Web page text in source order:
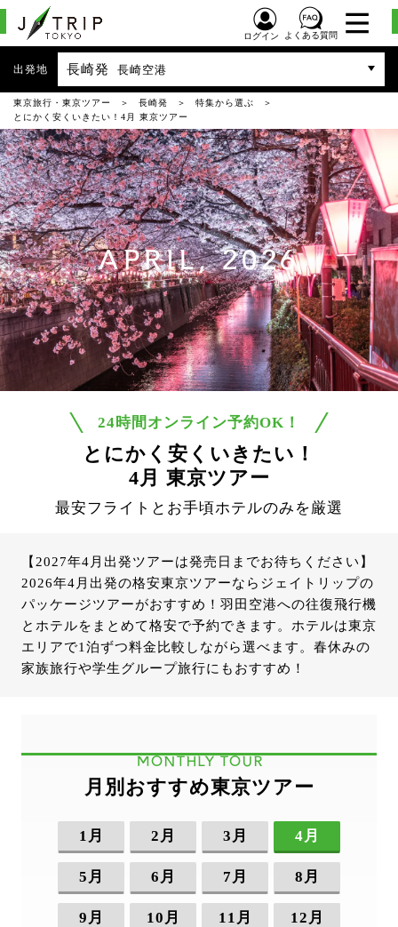
ログイン よくある質問
出発地 長崎発 長崎空港
東京旅行・東京ツアー 長崎発
特集から選ぶ
とにかく安くいきたい！4月 東京ツアー
APRIL, 2026
24時間オンライン予約OK！
とにかく安くいきたい！
4月 東京ツアー
最安フライトとお手頃ホテルのみを厳選
【2027年4月出発ツアーは発売日までお待ちください】
2026年4月出発の格安東京ツアーならジェイトリップの
パッケージツアーがおすすめ！羽田空港への往復飛行機
とホテルをまとめて格安で予約できます。ホテルは東京
エリアで1泊ずつ料金比較しながら選べます。春休みの
家族旅行や学生グループ旅行にもおすすめ！
MONTHLY TOUR
月別おすすめ東京ツアー
1月 2月 3月 4月
5月 6月 7月 8月
9月 10月 11月 12月